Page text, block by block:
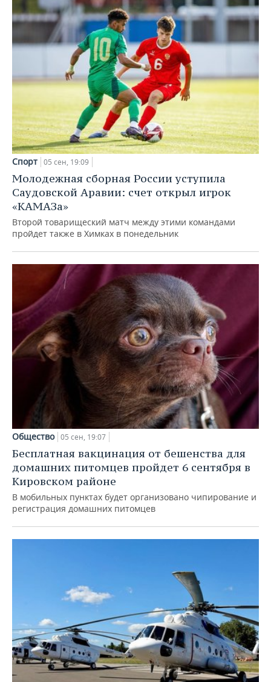
Спорт 05 сен, 19:09
Молодежная сборная России уступила
Саудовской Аравии: счет открыл игрок
«КАМАЗа»
Второй товарищеский матч между этими командами
пройдет также в Химках в понедельник
Общество 05 сен, 19:07
Бесплатная вакцинация от бешенства для
домашних питомцев пройдет 6 сентября в
Кировском районе
В мобильных пунктах будет организовано чипирование и
регистрация домашних питомцев